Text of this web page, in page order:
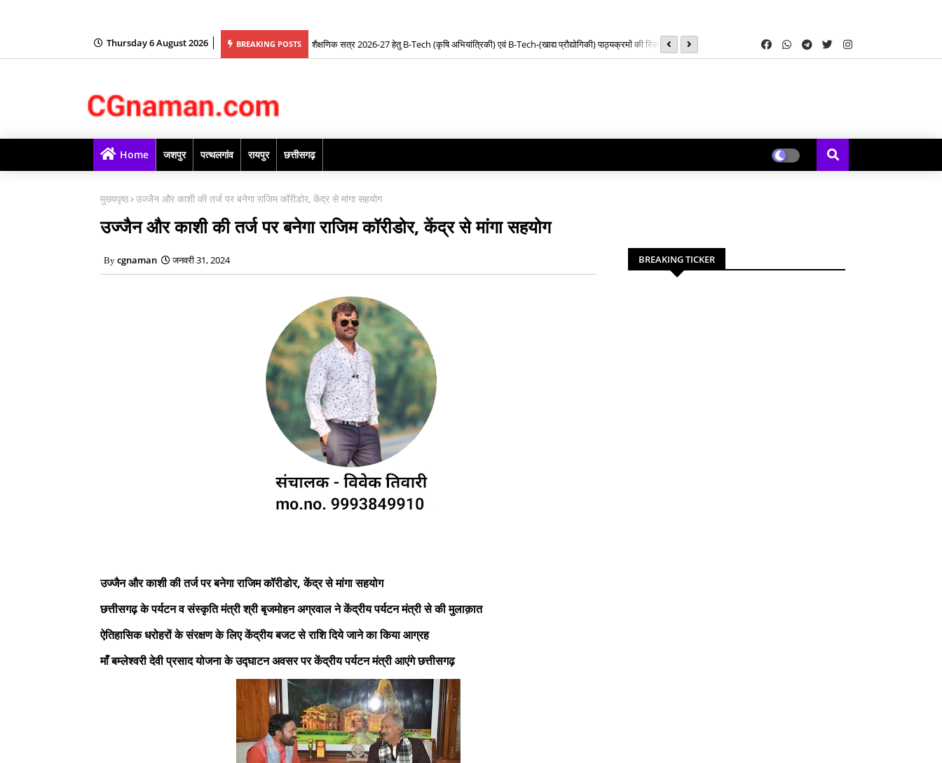
Thursday 6 August 2026 BREAKING POSTS
प्रवेश के लिए द्वितीय चरण ऑनलाइन काउंसिलिंग प्रारंभ
08, 09 एवं 16 अगस्त को होगी शीघ्रलेखन एवं कम्प्यूटर मुद्रलेखन कौशल परीक्षा
IDBI बैंक की CSR पहल से जशपुर के 8 विद्यालयों में शुरू हुई स्मार्ट क्लास,
Home जशपुर पत्थलगांव रायपुर छत्तीसगढ़
मुख्यपृष्ठ उज्जैन और काशी की तर्ज पर बनेगा राजिम कॉरीडोर, केंद्र से मांगा सहयोग
उज्जैन और काशी की तर्ज पर बनेगा राजिम कॉरीडोर, केंद्र से मांगा सहयोग
cgnaman जनवरी 31, 2024
उज्जैन और काशी की तर्ज पर बनेगा राजिम कॉरीडोर, केंद्र से मांगा सहयोग
छत्तीसगढ़ के पर्यटन व संस्कृति मंत्री श्री बृजमोहन अग्रवाल ने केंद्रीय पर्यटन मंत्री से की मुलाक़ात
ऐतिहासिक धरोहरों के संरक्षण के लिए केंद्रीय बजट से राशि दिये जाने का किया आग्रह
माँ बम्लेश्वरी देवी प्रसाद योजना के उद्घाटन अवसर पर केंद्रीय पर्यटन मंत्री आएंगे छत्तीसगढ़
BREAKING TICKER